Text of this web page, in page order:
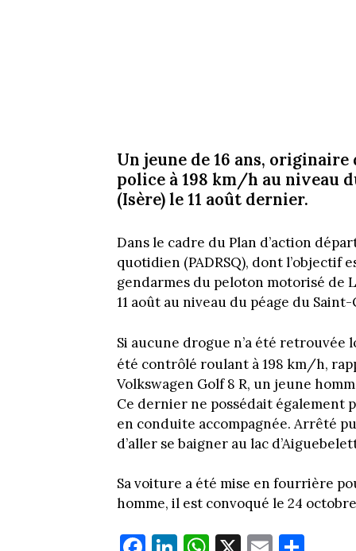
Un jeune de 16 ans,
police à 198 km/h au niveau
(Isère) le 11 août dernier.
Dans le cadre du Plan d’action
quotidien (PADRSQ), dont
gendarmes du peloton motorisé de
11 août au niveau du péage du
Si aucune drogue n’a été
été contrôlé roulant à 198 km/h,
Volkswagen Golf 8 R, un jeune
Ce dernier ne possédait également
en conduite accompagnée. Arrêté
d’aller se baigner au lac
Sa voiture a été mise en fourrière
homme, il est convoqué le 24